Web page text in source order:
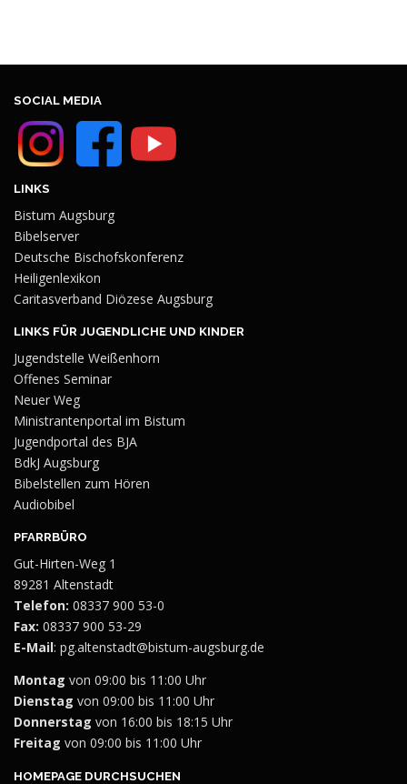
SOCIAL MEDIA
LINKS
Bistum Augsburg
Bibelserver
Deutsche Bischofskonferenz
Heiligenlexikon
Caritasverband Diözese Augsburg
LINKS FÜR JUGENDLICHE UND KINDER
Jugendstelle Weißenhorn
Offenes Seminar
Neuer Weg
Ministrantenportal im Bistum
Jugendportal des BJA
BdkJ Augsburg
Bibelstellen zum Hören
Audiobibel
PFARRBÜRO
Gut-Hirten-Weg 1
89281 Altenstadt
Telefon: 08337 900 53-0
Fax: 08337 900 53-29
E-Mail: pg.altenstadt@bistum-augsburg.de
Montag von 09:00 bis 11:00 Uhr
Dienstag von 09:00 bis 11:00 Uhr
Donnerstag von 16:00 bis 18:15 Uhr
Freitag von 09:00 bis 11:00 Uhr
HOMEPAGE DURCHSUCHEN